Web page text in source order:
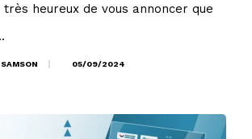
très heureux de vous annoncer que
05/09/2024